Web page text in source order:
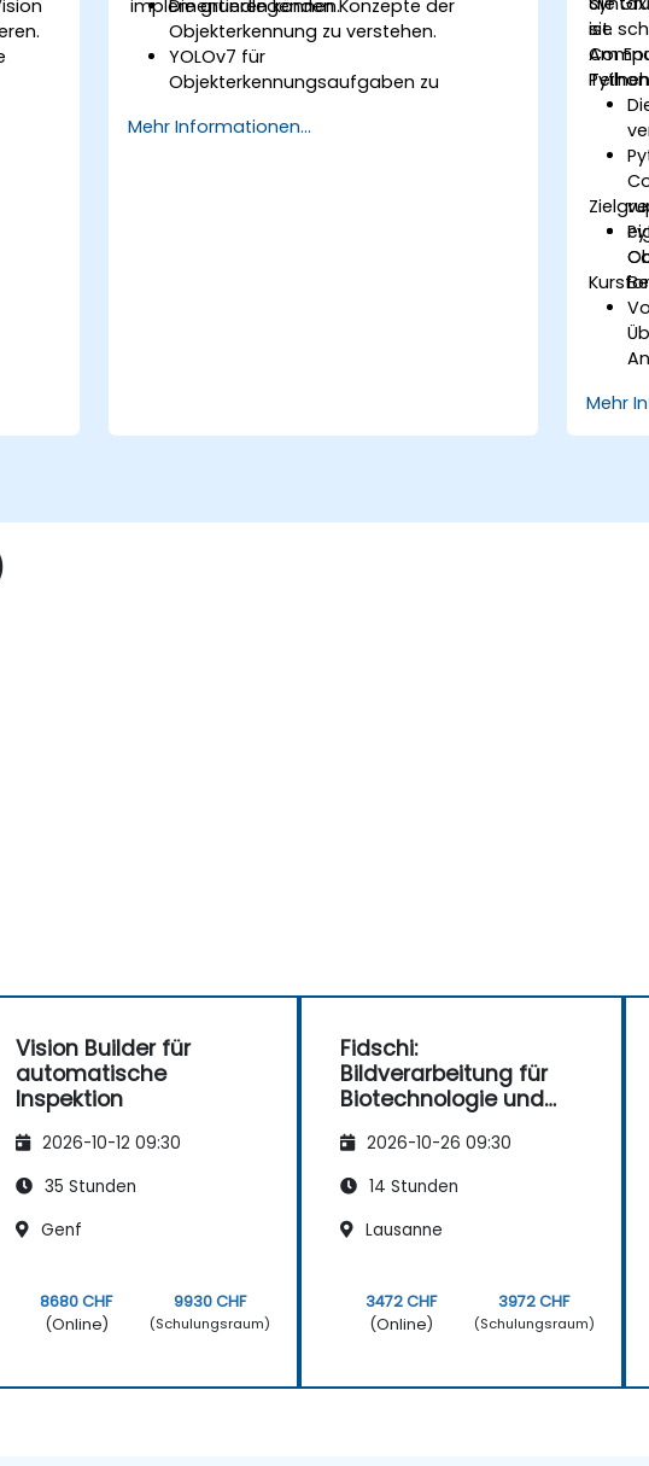
implementieren können.
Die grundlegenden Konzepte der
Objekterkennung zu verstehen.
YOLOv7 für
Objekterkennungsaufgaben zu
Eigene Objekterkennungsmodelle mit
Mehr Informationen...
ist.
sie
Am
Mehr
Vision Builder für
automatische
Inspektion
2026-10-12 09:30
35 Stunden
Genf
8680 CHF
(Online)
9930 CHF
(Schulungsraum)
Fidschi:
Bildverarbeitung für
Biotechnologie und
2026-10-26 09:30
14 Stunden
Lausanne
3472 CHF
(Online)
3972 CHF
(Schulungsraum)